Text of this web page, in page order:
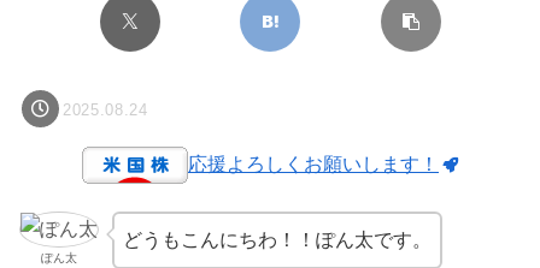
2025.08.24
応援よろしくお願いします！
ぽん太
どうもこんにちわ！！ぽん太です。